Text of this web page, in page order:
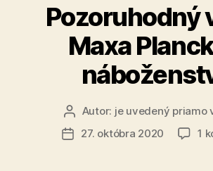
Pozoruhodný
Maxa
Autor
článku
Autor: je uvedený priamo
Dátum
27. októbra 2020 1